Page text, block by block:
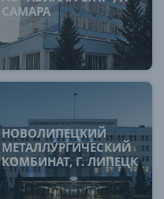
САМАРА
НОВОЛИПЕЦКИЙ
МЕТАЛЛУРГИЧЕСКИЙ
КОМБИНАТ, Г. ЛИПЕЦК